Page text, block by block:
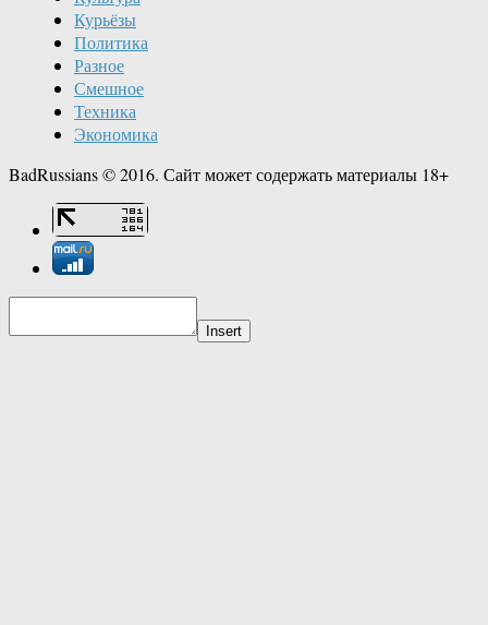
Курьёзы
Политика
Разное
Смешное
Техника
Экономика
BadRussians © 2016. Сайт может содержать материалы 18+
Insert